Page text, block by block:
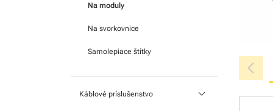
Na moduly
Na svorkovnice
Samolepiace štítky
Káblové príslušenstvo keyboard_arrow_down
chevron_left